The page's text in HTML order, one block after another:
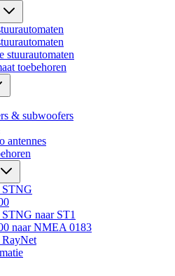
stuurautomaten
toebehoren
& subwoofers
antennes
STNG
naar ST1
naar NMEA 0183
RayNet